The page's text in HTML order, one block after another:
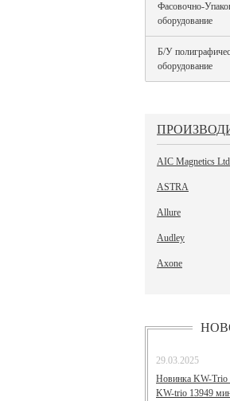
Фасовочно-
оборудование
Б/У
оборудование
AIC Magnetics Ltd
ASTRA
Allure
Audley
Axone
29.03.2025
Новинка KW-Trio
KW-trio 13949